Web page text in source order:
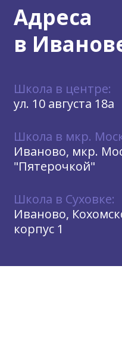
Адреса
в
Школа в центре:
ул. 10 августа 18а
Школа в мкр.
Иваново, мкр.
"Пятерочкой"
Школа в Суховке:
Иваново,
корпус 1